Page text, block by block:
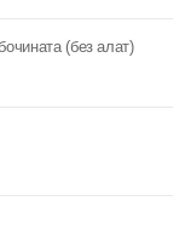
(без алат)